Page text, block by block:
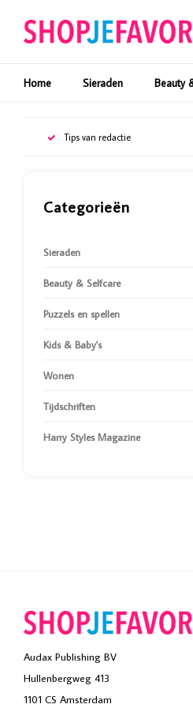
Home Sieraden Beauty
Tips van redactie
Categorieën
Sieraden
Beauty & Selfcare
Puzzels en spellen
Kids & Baby's
Wonen
Tijdschriften
Harry Styles Magazine
Audax Publishing BV
Hullenbergweg 413
1101 CS Amsterdam